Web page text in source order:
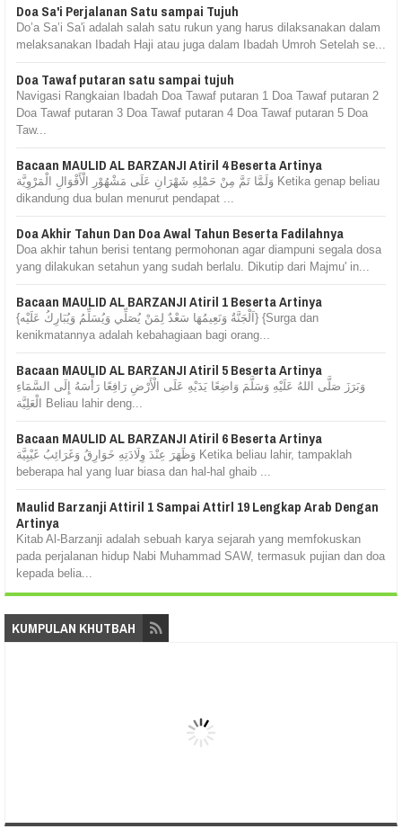
Doa Sa'i Perjalanan Satu sampai Tujuh
Do’a Sa’i Sa'i adalah salah satu rukun yang harus dilaksanakan dalam
melaksanakan Ibadah Haji atau juga dalam Ibadah Umroh Setelah se...
Doa Tawaf putaran satu sampai tujuh
Navigasi Rangkaian Ibadah Doa Tawaf putaran 1 Doa Tawaf putaran 2
Doa Tawaf putaran 3 Doa Tawaf putaran 4 Doa Tawaf putaran 5 Doa
Taw...
Bacaan MAULID AL BARZANJI Atiril 4 Beserta Artinya
وَلَمَّا تَمَّ مِنْ حَمْلِهِ شَهْرَانِ عَلَى مَشْهُوْرِ الْأَقْوَالِ الْمَرْوِيَّة Ketika genap beliau
dikandung dua bulan menurut pendapat ...
Doa Akhir Tahun Dan Doa Awal Tahun Beserta Fadilahnya
Doa akhir tahun berisi tentang permohonan agar diampuni segala dosa
yang dilakukan setahun yang sudah berlalu. Dikutip dari Majmu' in...
Bacaan MAULID AL BARZANJI Atiril 1 Beserta Artinya
{اَلْجَنَّةُ وَنَعِيمُهَا سَعْدٌ لِمَنْ يُصَلِّي وَيُسَلِّمُ وَيُبَارِكُ عَلَيْه} {Surga dan
kenikmatannya adalah kebahagiaan bagi orang...
Bacaan MAULID AL BARZANJI Atiril 5 Beserta Artinya
وَبَرَزَ صَلَّى اللهُ عَلَيْهِ وَسَلَّمَ وَاضِعًا يَدَيْهِ عَلَى الْأَرْضِ رَافِعًا رَأْسَهُ إِلَى السَّمَاءِ
الْعَلِيَّة Beliau lahir deng...
Bacaan MAULID AL BARZANJI Atiril 6 Beserta Artinya
وَظَهَرَ عِنْدَ وِلَادَتِهِ خَوَارِقُ وَغَرَائِبُ غَيْبِيَّة Ketika beliau lahir, tampaklah
beberapa hal yang luar biasa dan hal-hal ghaib ...
Maulid Barzanji Attiril 1 Sampai Attirl 19 Lengkap Arab Dengan
Artinya
Kitab Al-Barzanji adalah sebuah karya sejarah yang memfokuskan
pada perjalanan hidup Nabi Muhammad SAW, termasuk pujian dan doa
kepada belia...
KUMPULAN KHUTBAH